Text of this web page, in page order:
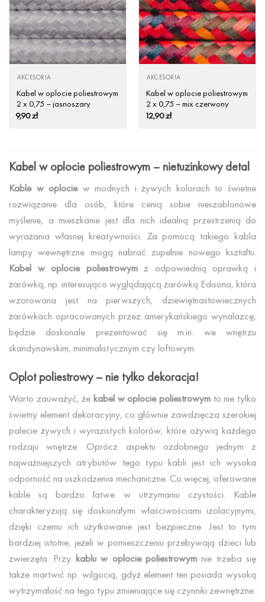
AKCESORIA
Kabel w oplocie poliestrowym
2 x 0,75 – jasnoszary
9,90zł
AKCESORIA
Kabel w oplocie poliestrowym
2 x 0,75 – mix czerwony
12,90zł
Kabel w oplocie poliestrowym – nietuzinkowy detal
Kable w oplocie w modnych i żywych kolorach to świetne
rozwiązanie dla osób, które cenią sobie nieszablonowe
myślenie, a mieszkanie jest dla nich idealną przestrzenią do
wyrażania własnej kreatywności. Za pomocą takiego kabla
lampy wewnętrzne mogą nabrać zupełnie nowego kształtu.
Kabel w oplocie poliestrowymz odpowiednią oprawką i
żarówką, np. interesująco wyglądającą żarówką Edisona, która
wzorowana jest na pierwszych, dziewiętnastowiecznych
żarówkach opracowanych przez amerykańskiego wynalazcę,
będzie doskonale prezentować się m.in. we wnętrzu
skandynawskim, minimalistycznym czy loftowym.
Oplot poliestrowy – nie tylko dekoracja!
Warto zauważyć, że kabel w oplocie poliestrowym to nie tylko
świetny element dekoracyjny, co głównie zawdzięcza szerokiej
palecie żywych i wyrazistych kolorów, które ożywią każdego
rodzaju wnętrze. Oprócz aspektu ozdobnego jednym z
najważniejszych atrybutów tego typu kabli jest ich wysoka
odporność na uszkodzenia mechaniczne. Co więcej, oferowane
kable są bardzo łatwe w utrzymaniu czystości. Kable
charakteryzują się doskonałymi właściwościami izolacyjnymi,
dzięki czemu ich użytkowanie jest bezpieczne. Jest to tym
bardziej istotne, jeżeli w pomieszczeniu przebywają dzieci lub
zwierzęta. Przy kablu w oplocie poliestrowymnie trzeba się
także martwić np. wilgocią, gdyż element ten posiada wysoką
wytrzymałość na tego typu zmieniające się czynniki zewnętrzne.